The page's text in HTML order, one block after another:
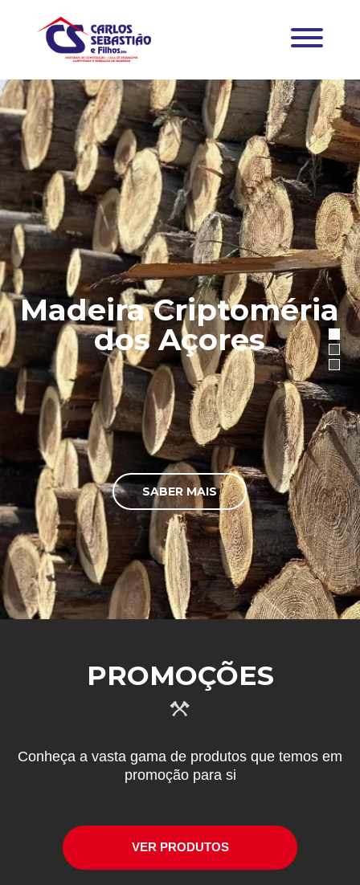
Madeira Criptoméria
dos Açores
SABER MAIS
PROMOÇÕES
Conheça a vasta gama de produtos que temos em
promoção para si
VER PRODUTOS